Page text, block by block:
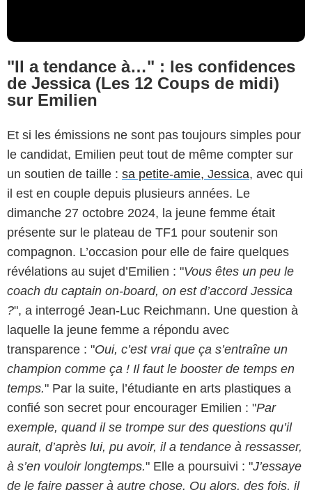
"Il a tendance à…" : les confidences
de Jessica (Les 12 Coups de midi)
sur Emilien
Et si les émissions ne sont pas toujours simples pour
le candidat, Emilien peut tout de même compter sur
un soutien de taille : sa petite-amie, Jessica, avec qui
il est en couple depuis plusieurs années. Le
dimanche 27 octobre 2024, la jeune femme était
présente sur le plateau de TF1 pour soutenir son
compagnon. L’occasion pour elle de faire quelques
révélations au sujet d’Emilien : "Vous êtes un peu le
coach du captain on-board, on est d’accord Jessica
?", a interrogé Jean-Luc Reichmann. Une question à
laquelle la jeune femme a répondu avec
transparence : "Oui, c’est vrai que ça s’entraîne un
champion comme ça ! Il faut le booster de temps en
temps." Par la suite, l’étudiante en arts plastiques a
confié son secret pour encourager Emilien : "Par
exemple, quand il se trompe sur des questions qu’il
aurait, d’après lui, pu avoir, il a tendance à ressasser,
à s’en vouloir longtemps." Elle a poursuivi : "J’essaye
de le faire passer à autre chose. Ou alors, des fois, il